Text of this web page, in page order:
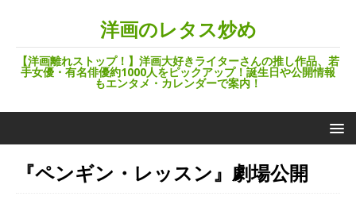
洋画のレタス炒め
【洋画離れストップ！】洋画大好きライターさんの推し作品、若
手女優・有名俳優約1000人をピックアップ！誕生日や公開情報
もエンタメ・カレンダーで案内！
『ペンギン・レッスン』劇場公開